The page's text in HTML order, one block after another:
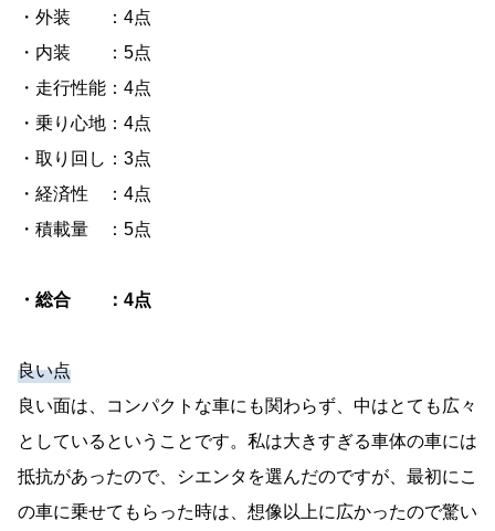
・外装 ：4点
・内装 ：5点
・走行性能：4点
・乗り心地：4点
・取り回し：3点
・経済性 ：4点
・積載量 ：5点
・総合 ：4点
良い点
良い面は、コンパクトな車にも関わらず、中はとても広々
としているということです。私は大きすぎる車体の車には
抵抗があったので、シエンタを選んだのですが、最初にこ
の車に乗せてもらった時は、想像以上に広かったので驚い